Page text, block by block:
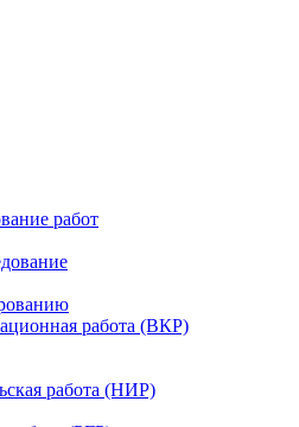
работ
работа (ВКР)
работа (НИР)